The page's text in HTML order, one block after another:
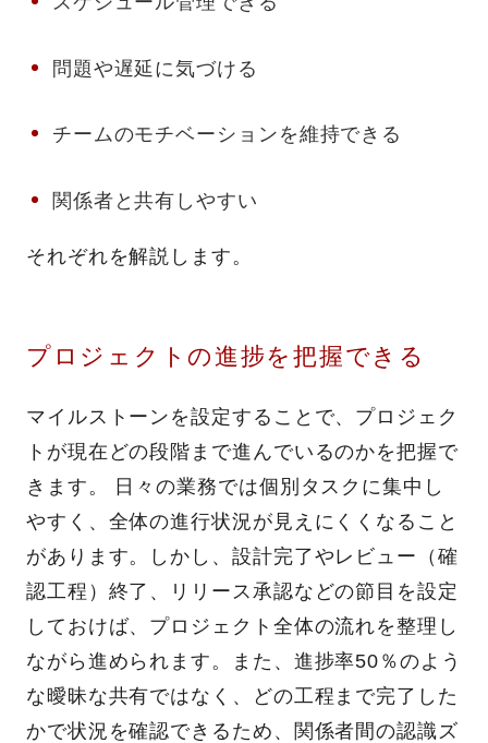
問題や遅延に気づける
チームのモチベーションを維持できる
関係者と共有しやすい
それぞれを解説します。
プロジェクトの進捗を把握できる
マイルストーンを設定することで、プロジェク
トが現在どの段階まで進んでいるのかを把握で
きます。 日々の業務では個別タスクに集中し
やすく、全体の進行状況が見えにくくなること
があります。しかし、設計完了やレビュー（確
認工程）終了、リリース承認などの節目を設定
しておけば、プロジェクト全体の流れを整理し
ながら進められます。また、進捗率50％のよう
な曖昧な共有ではなく、どの工程まで完了した
かで状況を確認できるため、関係者間の認識ズ